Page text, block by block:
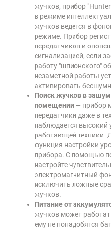
жучков, прибор
в режиме
жучков ведется в
режиме. Прибор
передатчиков и
сигнализацией, если
работу "шпионского"
незаметной работы
активировать
Поиск жучков в
помещении — прибор
передатчики даже в
наблюдается высокий
работающей техники.
функция настройки
прибора. С помощью
настройте
электромагнитный
исключить ложные
жучков.
Питание от
жучков может
ему не понадобятся